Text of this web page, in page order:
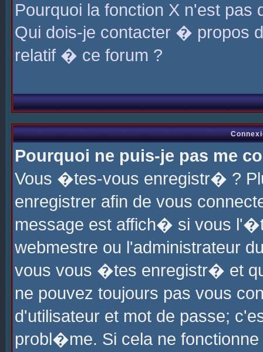
Pourquoi la fonction X n'est pas
Qui dois-je contacter � propos
relatif � ce forum ?
Pourquoi ne puis-je pas me
Vous �tes-vous enregistr� ?
enregistrer afin de vous
message est affich� si vous
webmestre ou l'administrateur
vous vous �tes enregistr� et
ne pouvez toujours pas vous
d'utilisateur et mot de passe;
probl�me. Si cela ne